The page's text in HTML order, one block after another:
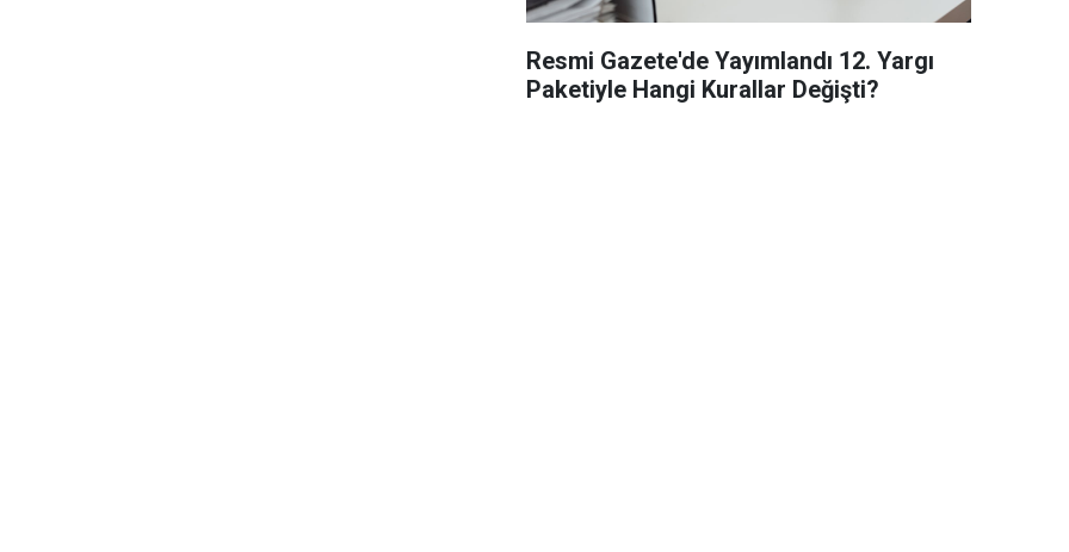
Resmi Gazete'de Yayımlandı 12. Yargı
Paketiyle Hangi Kurallar Değişti?